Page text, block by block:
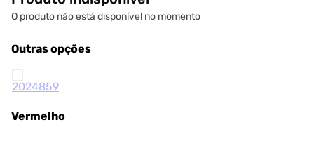
O produto não está disponível no momento
Outras opções
Vermelho